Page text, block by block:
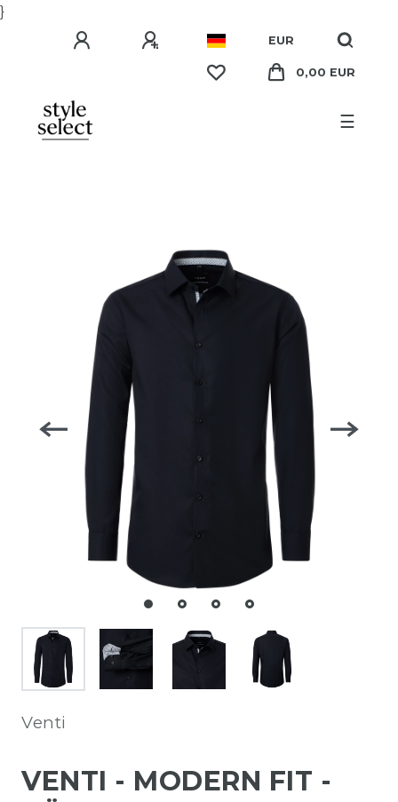
}
EUR
0,00 EUR
☰
Venti
VENTI - MODERN FIT -